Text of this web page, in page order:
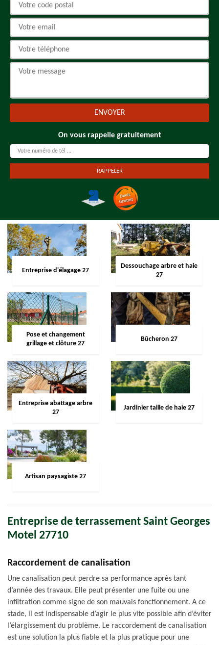
On vous rappelle gratuitement
Entreprise d'élagage 27
Dessouchage arbre et haie
27
Pose et changement
grillage et clôture 27
Bûcheron 27
Entreprise abattage arbre
27
Jardinier taille de haie 27
Artisan paysagiste 27
Entreprise de terrassement Saint Georges
Motel 27710
Raccordement de canalisation
Une canalisation peut perdre sa performance après tant
d’année des travaux. Elle peut présenter une fuite ou une
infiltration comme signe de son mauvais fonctionnement. A ce
stade, il est indispensable d’agir le plus vite possible afin d’éviter
l’élargissement du problème. Le raccordement de canalisation
est une solution la plus fiable et la plus pratique pour une